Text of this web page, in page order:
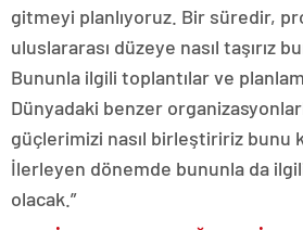
gitmeyi planlıyoruz. Bir süredir,
uluslararası düzeye nasıl taşırız
Bununla ilgili toplantılar ve
Dünyadaki benzer
güçlerimizi nasıl birleştiririz bunu
İlerleyen dönemde bununla da
olacak.”